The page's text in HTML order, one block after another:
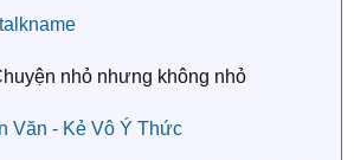
nhỏ nhưng không nhỏ
Văn - Kẻ Vô Ý Thức